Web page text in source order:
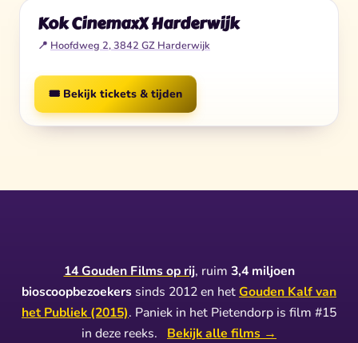
Kok CinemaxX Harderwijk
📍 Hoofdweg 2, 3842 GZ Harderwijk
🎟️ Bekijk tickets & tijden
14 Gouden Films op rij, ruim 3,4 miljoen
bioscoopbezoekers sinds 2012 en hetGouden Kalf van
het Publiek (2015). Paniek in het Pietendorp is film #15
in deze reeks.
Bekijk alle films →